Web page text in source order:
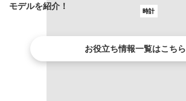
モデルを紹介！
時計
お役立ち情報一覧はこちら